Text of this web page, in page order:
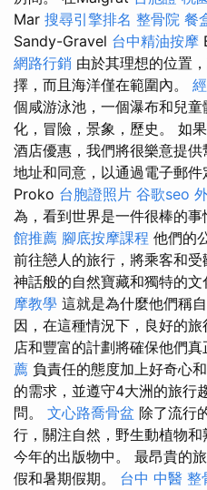
Mar 搜尋引擎排名 整骨院 餐
Sandy-Gravel 台中精油按摩
網路行銷 由於其理想的位置
擇，而且海洋僅在範圍內。
個咸游泳池，一個瀑布和兒
化，冒險，景象，歷史。 如
酒店優惠，我們將很樂意提
地址和同意，以通過電子郵件
Proko 台胞證照片 谷歌seo
為，看到世界是一件很棒的事
館推薦 腳底按摩課程 他們的
前往戀人的旅行，將乘客和
神話般的自然寶藏和獨特的文
摩教學 這就是為什麼他們稱
因，在這種情況下，良好的
店和豐富的計劃將確保他們真
薦 負責任的態度加上好奇心
的需求，並遵守4大洲的旅行
問。 文心路喬骨盆 除了流行
行，關注自然，野生動植物
今年的出版物中。 最昂貴的
假和暑期假期。 台中 中醫 整